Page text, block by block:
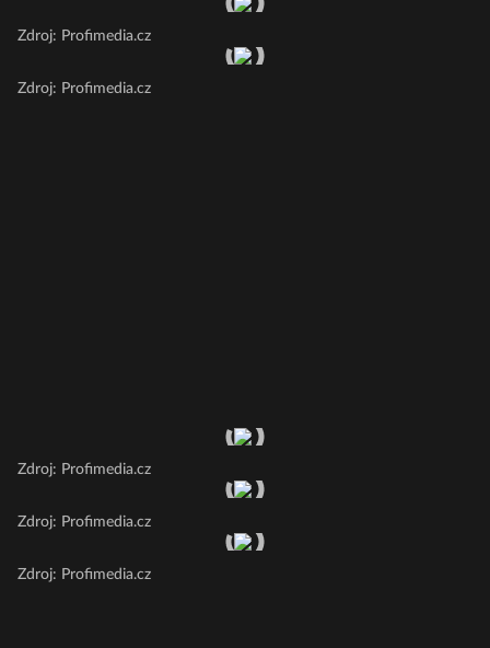
Zdroj: Profimedia.cz
Zdroj: Profimedia.cz
Zdroj: Profimedia.cz
Zdroj: Profimedia.cz
Zdroj: Profimedia.cz